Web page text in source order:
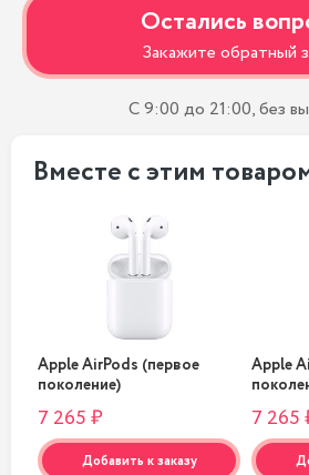
Остались
Закажите обратный
С 9:00 до 21:00, без
Вместе с этим
Apple AirPods (первое
поколение)
7 265 ₽
Добавить к заказу
Apple
7 265